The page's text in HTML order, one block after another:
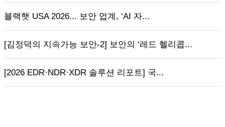
블랙햇 USA 2026... 보안 업계, ‘AI 자...
[김정덕의 지속가능 보안-2] 보안의 ‘레드 헬리콥...
[2026 EDR·NDR·XDR 솔루션 리포트] 국...